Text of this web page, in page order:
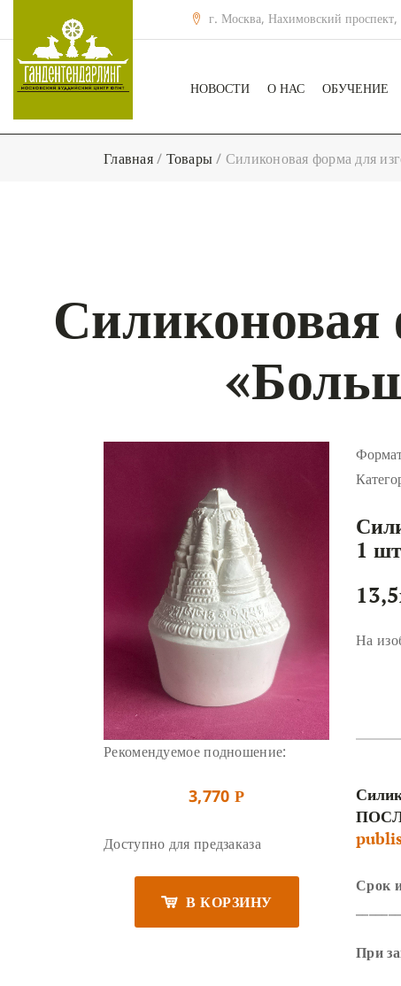
г. Москва, Нахимовский
НОВОСТИ О НАС ОБУЧЕНИЕ
Главная/ Товары/ Силиконовая форма для
Силиконовая
Рекомендуемое подношение:
3,770 Р
Доступно для предзаказа
В КОРЗИНУ
1
На
Срок
При